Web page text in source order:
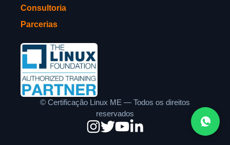
Consultoria
Parcerias
© Certificação Linux ME — Todos os direitos
reservados